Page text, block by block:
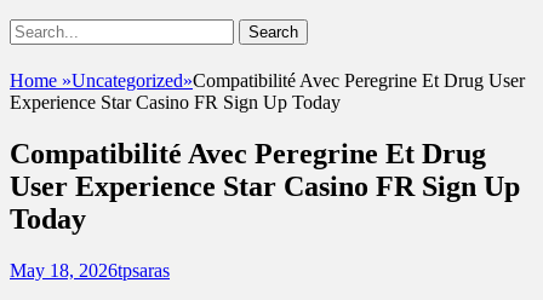
Show
Header
Sidebar
Content
Search
for:
UshandSon
Home »Uncategorized»Compatibilité Avec Peregrine Et Drug User
Experience Star Casino FR Sign Up Today
Compatibilité Avec Peregrine Et Drug
User Experience Star Casino FR Sign Up
Today
Posted
May 18, 2026Author
tpsaras